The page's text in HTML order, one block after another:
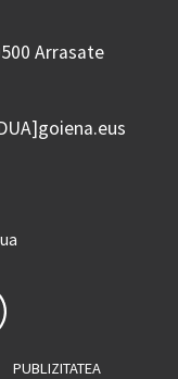
Arrasate
PUBLIZITATEA